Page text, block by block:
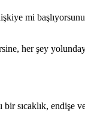
mi
her şey
endişe